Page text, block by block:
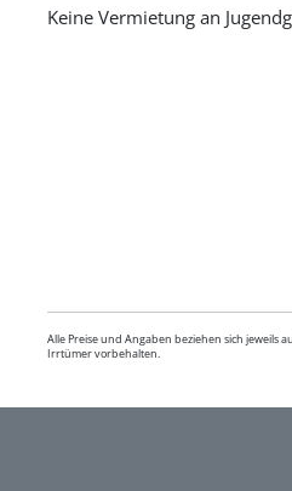
Keine Vermietung an
Alle Preise und Angaben beziehen sich jeweils
Irrtümer vorbehalten.